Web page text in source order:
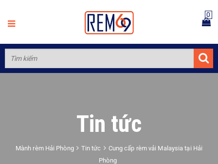
0
Tin tức
Mành rèm Hải Phòng Tin tức
Cung cấp rèm vải Malaysia tại Hải
Phòng